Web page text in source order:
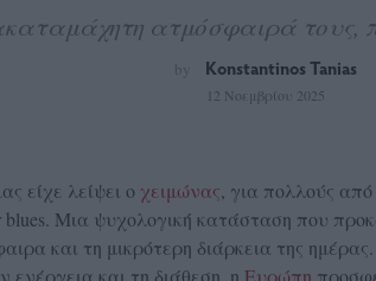
ατμόσφαιρά
by Konstantinos Tanias
12 Νοεμβρίου 2025
είχε λείψει ο χειμώνας, για πολλούς
Μια ψυχολογική κατάσταση που
και τη μικρότερη διάρκεια της
ενέργεια και τη διάθεση, η Ευρώπη